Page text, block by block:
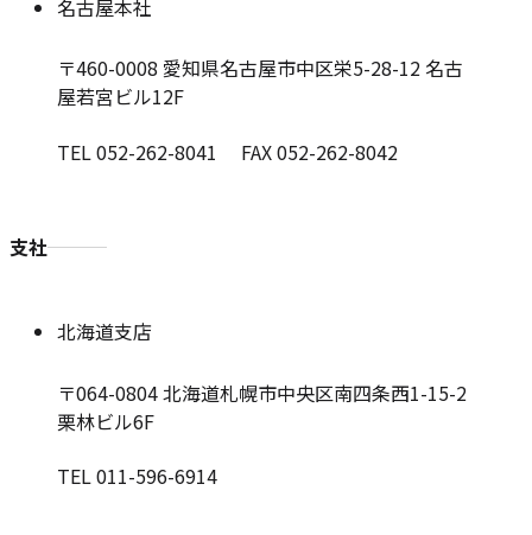
名古屋本社
〒460-0008 愛知県名古屋市中区栄5-28-12 名古
屋若宮ビル12F
TEL 052-262-8041 FAX 052-262-8042
支社
北海道支店
〒064-0804北海道札幌市中央区南四条西1-15-2
栗林ビル6F
TEL 011-596-6914